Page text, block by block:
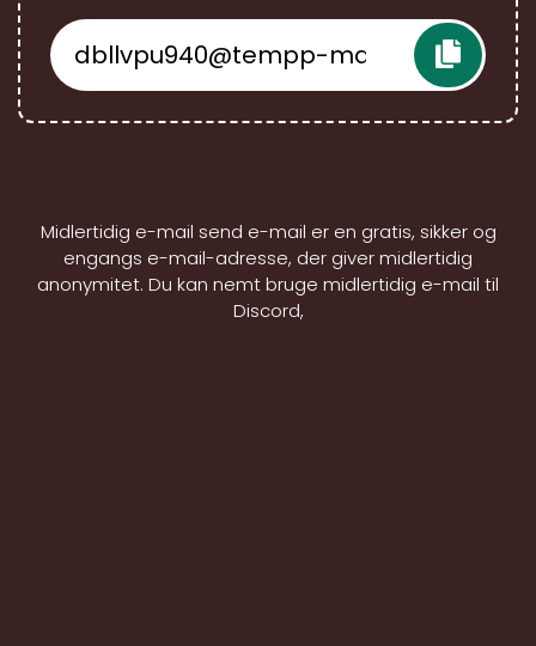
Midlertidig e-mail send e-mail er en gratis, sikker og
engangs e-mail-adresse, der giver midlertidig
anonymitet. Du kan nemt bruge midlertidig e-mail til
Discord,